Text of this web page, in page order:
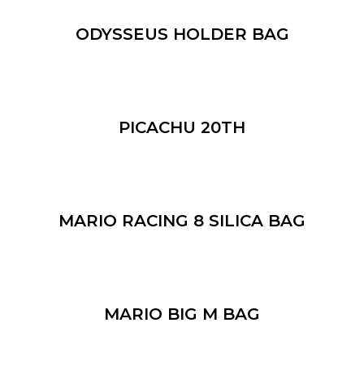
ODYSSEUS HOLDER BAG
PICACHU 20TH
MARIO RACING 8 SILICA BAG
MARIO BIG M BAG